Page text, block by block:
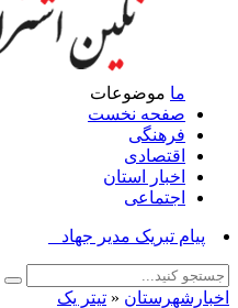
ما موضوعات
صفحه نخست
فرهنگی
اقتصادی
اخبار استان
اجتماعی
پیام تبریک مدیر جهاد کشاورز_
اخبارشهرستان « تیتر یک